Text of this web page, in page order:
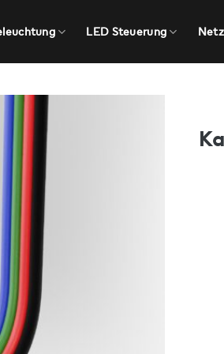
LED Steuerung